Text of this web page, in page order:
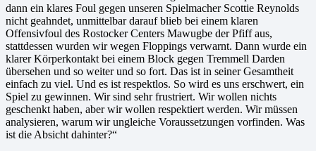
dann ein klares Foul gegen unseren Spielmacher Scottie Reynolds
nicht geahndet, unmittelbar darauf blieb bei einem klaren
Offensivfoul des Rostocker Centers Mawugbe der Pfiff aus,
stattdessen wurden wir wegen Floppings verwarnt. Dann wurde ein
klarer Körperkontakt bei einem Block gegen Tremmell Darden
übersehen und so weiter und so fort. Das ist in seiner Gesamtheit
einfach zu viel. Und es ist respektlos. So wird es uns erschwert, ein
Spiel zu gewinnen. Wir sind sehr frustriert. Wir wollen nichts
geschenkt haben, aber wir wollen respektiert werden. Wir müssen
analysieren, warum wir ungleiche Voraussetzungen vorfinden. Was
ist die Absicht dahinter?“